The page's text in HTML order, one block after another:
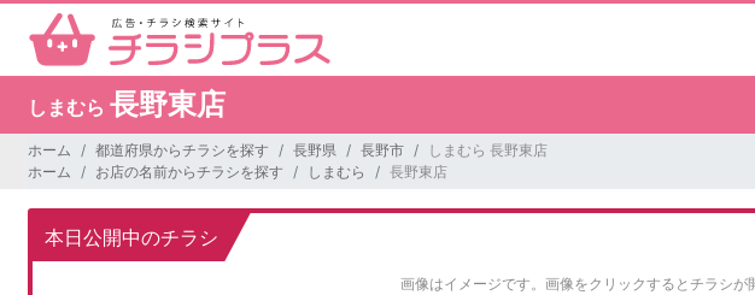
しまむら 長野東店
ホーム 都道府県からチラシを探す 長野県 長野市
しまむら 長野東店
ホーム
お店の名前からチラシを探す しまむら 長野東店
本日公開中のチラシ
画像はイメージです。 画像をクリックするとチラシが